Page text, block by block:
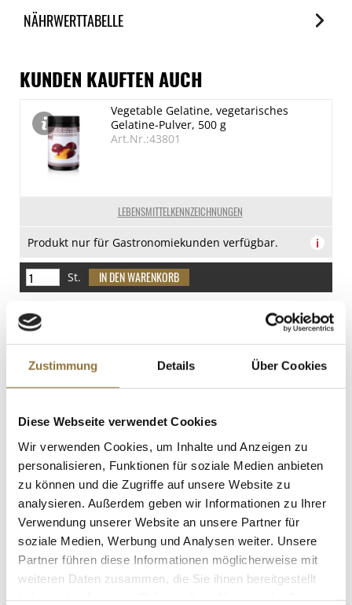
Zustimmung Details Über Cookies
Diese Webseite verwendet Cookies
Wir verwenden Cookies, um Inhalte und Anzeigen zu
personalisieren, Funktionen für soziale Medien anbieten
zu können und die Zugriffe auf unsere Website zu
analysieren. Außerdem geben wir Informationen zu Ihrer
Verwendung unserer Website an unsere Partner für
soziale Medien, Werbung und Analysen weiter. Unsere
Partner führen diese Informationen möglicherweise mit
weiteren Daten zusammen, die Sie ihnen bereitgestellt
NÄHRWERTTABELLE
je 100ml
Brennwert
3389 kJ/824 kcal
Fett
92 g
0 g
davon Zucker
0 g
Eiweiß
0 g
Salz
KUNDEN KAUFTEN AUCH
LEBENSMITTELKENNZEICHNUNGEN
Vegetable Gelatine, vegetarisches
Gelatine-Pulver, 500 g
Art.Nr.:43801
Produkt nur für Gastronomiekunden verfügbar. i
St.
KENNZEICHNUNGEN U. SPEZIFIKATIONEN
Riedel Veritas Glas - Alte Welt
Syrah/Blaufränkisch (0449/41), im
Geschenkkarton, 6 St
Art.Nr.:50905
Produkt nur für Gastronomiekunden verfügbar.
St.
Geschälte gelbe Tomaten Marzanello,
ganz, Kampanien, Italien, 400 g, ATG
260g
Art.Nr.:26294